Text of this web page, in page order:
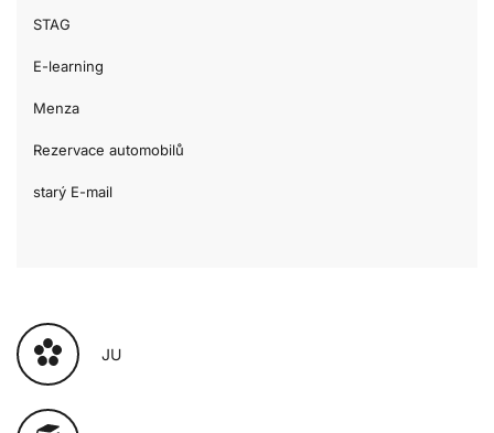
STAG
E-learning
Menza
Rezervace automobilů
starý E-mail
JU